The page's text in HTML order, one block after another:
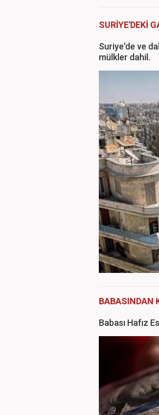
SURİYE'DEKİ
Suriye'de ve
mülkler dahil.
BABASINDAN
Babası Hafız